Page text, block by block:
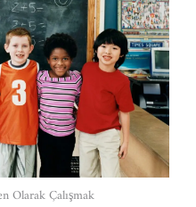
Olarak Çalışmak